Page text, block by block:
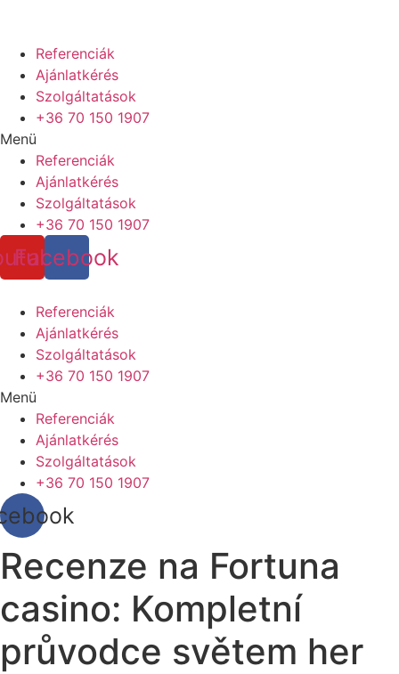
Referenciák
Ajánlatkérés
Szolgáltatások
+36 70 150 1907
Menü
Referenciák
Ajánlatkérés
Szolgáltatások
+36 70 150 1907
Facebook
Referenciák
Ajánlatkérés
Szolgáltatások
+36 70 150 1907
Menü
Referenciák
Ajánlatkérés
Szolgáltatások
+36 70 150 1907
Recenze na Fortuna
casino: Kompletní
průvodce světem her